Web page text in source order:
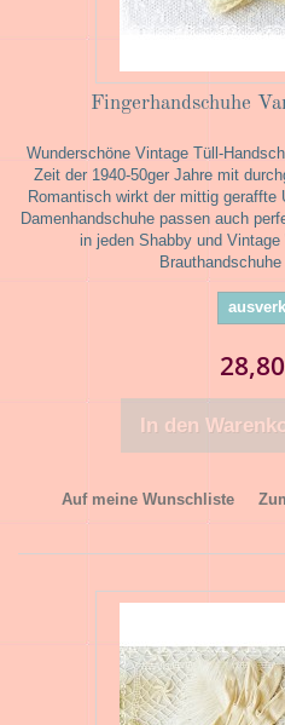
Fingerhandschuhe
Wunderschöne Vintage Tüll-
Zeit der 1940-50ger Jahre mit
Romantisch wirkt der mittig geraffte
Damenhandschuhe passen auch
in jeden Shabby und
Brauthandschuhe
In den
Auf meine Wunschliste